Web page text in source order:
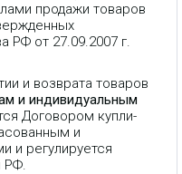
продажи товаров
РФ от 27.09.2007 г.
и возврата товаров
и индивидуальным
Договором купли-
и
и регулируется
РФ.